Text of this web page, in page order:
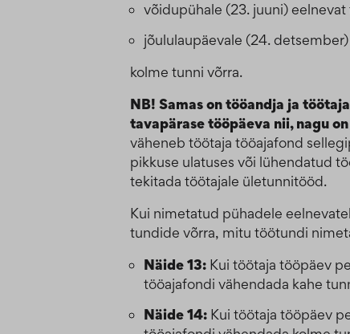
võidupühale (23. juuni) eelnevat
jõululaupäevale (24.
kolme tunni võrra.
NB! Samas on tööandja ja
tavapärase tööpäeva nii, nagu
väheneb töötaja tööajafond
pikkuse ulatuses või lühendatud
tekitada töötajale ületunnitööd.
Kui nimetatud pühadele
tundide võrra, mitu töötundi
Näide 13: Kui töötaja tööpäev
tööajafondi vähendada kahe
Näide 14: Kui töötaja tööpäev